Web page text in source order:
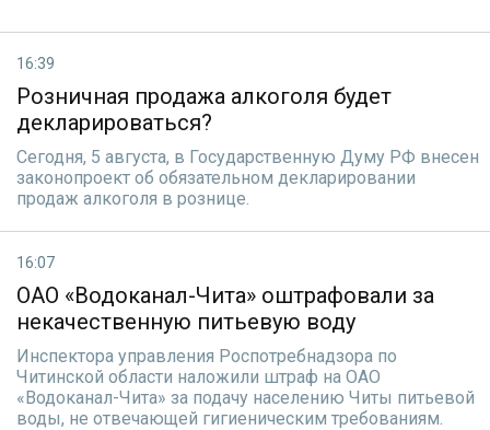
16:39
Розничная продажа алкоголя будет
декларироваться?
Сегодня, 5 августа, в Государственную Думу РФ внесен
законопроект об обязательном декларировании
продаж алкоголя в рознице.
16:07
ОАО «Водоканал-Чита» оштрафовали за
некачественную питьевую воду
Инспектора управления Роспотребнадзора по
Читинской области наложили штраф на ОАО
«Водоканал-Чита» за подачу населению Читы питьевой
воды, не отвечающей гигиеническим требованиям.